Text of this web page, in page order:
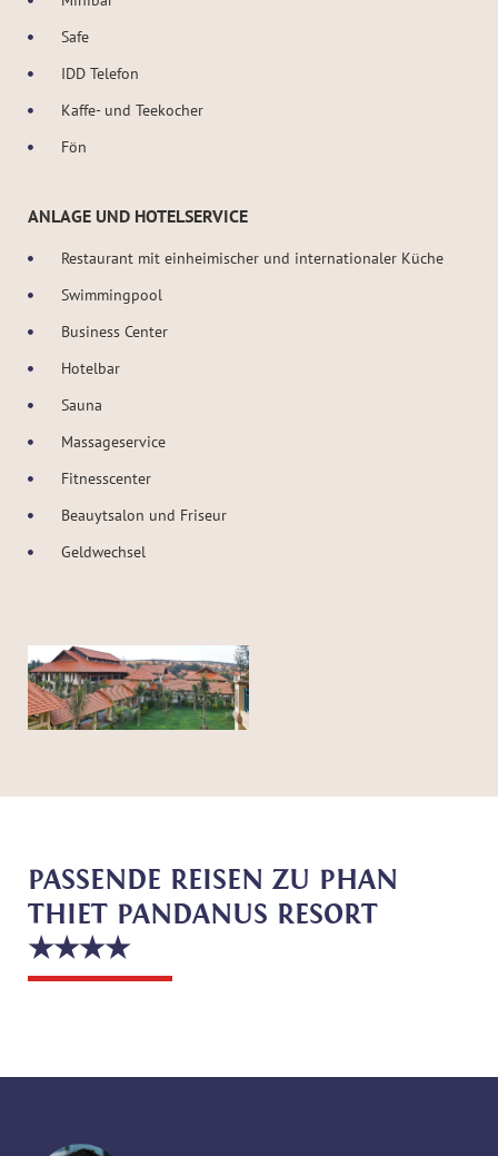
Safe
IDD Telefon
Kaffe- und Teekocher
Fön
ANLAGE UND HOTELSERVICE
Restaurant mit einheimischer und internationaler Küche
Swimmingpool
Business Center
Hotelbar
Sauna
Massageservice
Fitnesscenter
Beauytsalon und Friseur
Geldwechsel
PASSENDE REISEN ZU PHAN
THIET PANDANUS RESORT
★★★★